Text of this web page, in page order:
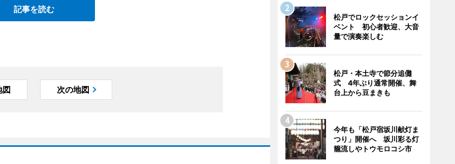
記事を読む
図 次の地図
松戸でロックセッションイ
ベント 初心者歓迎、大音
量で演奏楽しむ
松戸・本土寺で節分追儺
式 4年ぶり通常開催、舞
台上から豆まきも
今年も「松戸宿坂川献灯ま
つり」開催へ 坂川彩る灯
籠流しやトウモロコシ市